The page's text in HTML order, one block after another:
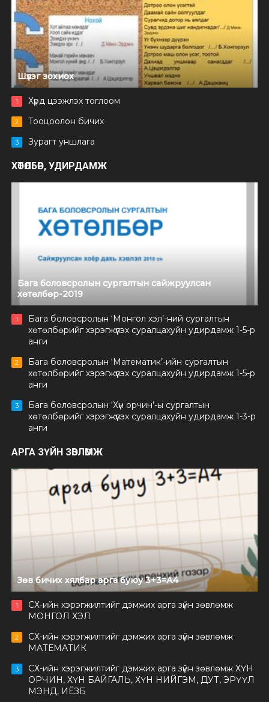
Шүлэг зохиох
1 Хүрд цээжлэх тоглоом
2 Тооцоолон бичих
3 Зурагт уншлага
ХӨТӨЛБӨР, УДИРДАМЖ
Бага боловсролын сургалтын сайжруулсан
хөтөлбөр-2019
1
Бага боловсролын ‘Монгол хэл’-ний сургалтын
хөтөлбөрийг хэрэгжүүлэх суралцахуйн удирдамж 1-5-р
анги
2
Бага боловсролын ‘Математик’-ийн сургалтын
хөтөлбөрийг хэрэгжүүлэх суралцахуйн удирдамж 1-5-р
анги
3
Бага боловсролын ‘Хүн орчин’-ы сургалтын
хөтөлбөрийг хэрэгжүүлэх суралцахуйн удирдамж 1-3-р
анги
АРГА ЗҮЙН ЗӨВЛӨМЖ
Зөв бичих хялбар арга буюу 3+3=А4
1
СХ-ийн хэрэгжилтийг дэмжих арга зүйн зөвлөмж
МОНГОЛ ХЭЛ
2
СХ-ийн хэрэгжилтийг дэмжих арга зүйн зөвлөмж
МАТЕМАТИК
3
СХ-ийн хэрэгжилтийг дэмжих арга зүйн зөвлөмж ХҮН
ОРЧИН, ХҮН БАЙГАЛЬ, ХҮН НИЙГЭМ, ДУТ, ЭРҮҮЛ
МЭНД, ИЁЗБ